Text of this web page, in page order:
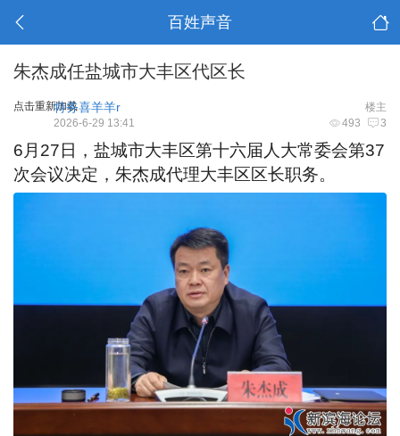
百姓声音
朱杰成任盐城市大丰区代区长
点击重新加载 楼主
特务喜羊羊r
493 3
2026-6-29 13:41
6月27日，盐城市大丰区第十六届人大常委会第37
次会议决定，朱杰成代理大丰区区长职务。